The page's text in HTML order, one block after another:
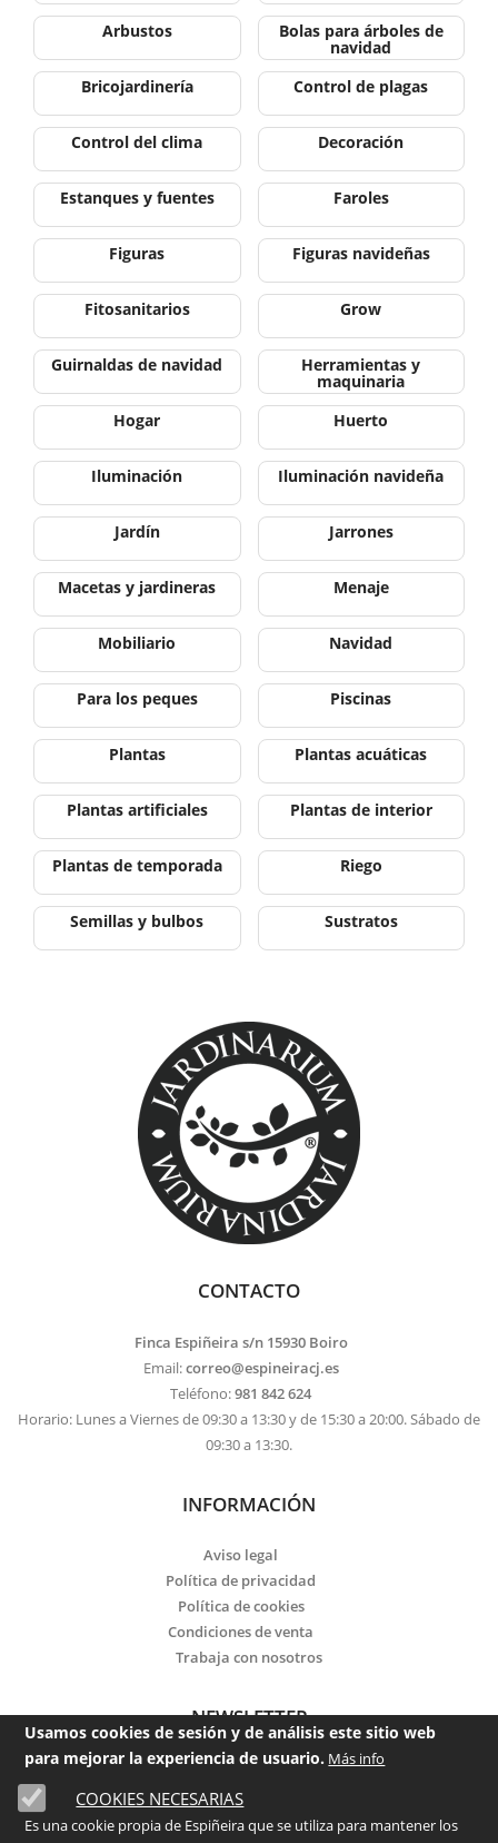
Arbustos Bolas para árboles de
navidad
Bricojardinería
Control de plagas
Control del clima Decoración
Estanques y fuentes Faroles
Figuras Figuras navideñas
Fitosanitarios Grow
Guirnaldas de navidad Herramientas y
maquinaria
Hogar
Huerto
Iluminación Iluminación navideña
Jardín Jarrones
Macetas y jardineras Menaje
Mobiliario Navidad
Para los peques Piscinas
Plantas Plantas acuáticas
Plantas artificiales Plantas de interior
Plantas de temporada Riego
Semillas y bulbos Sustratos
CONTACTO
Finca Espiñeira s/n 15930 Boiro
Email:correo@espineiracj.es
Teléfono:981 842 624
Horario: Lunes a Viernes de 09:30 a 13:30 y de 15:30 a 20:00. Sábado de
09:30 a 13:30.
INFORMACIÓN
Aviso legal
Política de privacidad
Política de cookies
Condiciones de venta
Trabaja con nosotros
NEWSLETTER
Email
He leído y acepto lapolítica de privacidad
Usamos cookies de sesión y de análisis este sitio web
para mejorar la experiencia de usuario. Más info
COOKIES NECESARIAS
Es una cookie propia de Espiñeira que se utiliza para mantener los